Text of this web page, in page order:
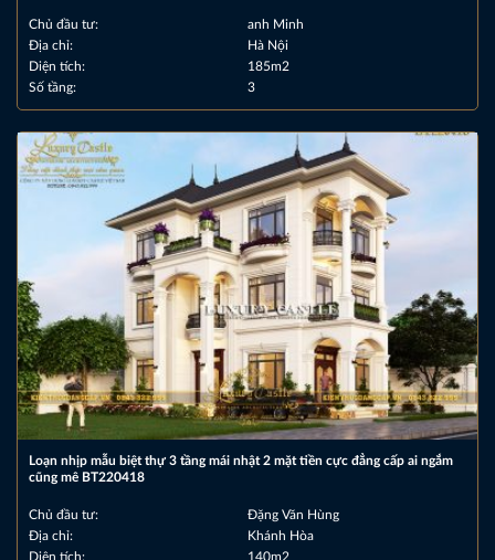
Chủ đầu tư:
anh Minh
Địa chỉ:
Hà Nội
Diện tích:
185m2
Số tầng:
3
Loạn nhịp mẫu biệt thự 3 tầng mái nhật 2 mặt tiền cực đẳng cấp ai ngắm
cũng mê BT220418
Chủ đầu tư:
Đặng Văn Hùng
Địa chỉ:
Khánh Hòa
Diện tích:
140m2